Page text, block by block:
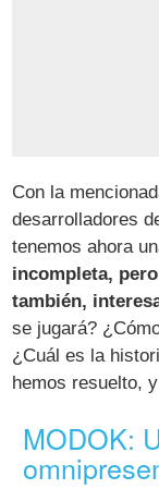
Con la
desarrolladores
tenemos ahora
incompleta,
también,
se jugará?
¿Cuál es la
hemos resuelto,
MODOK: